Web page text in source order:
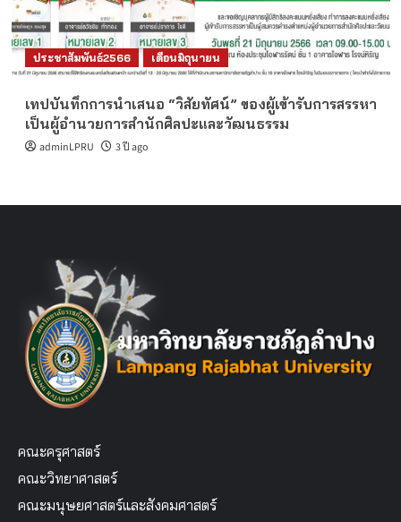
ประชาสัมพันธ์2566 เดือนมิถุนายน
เทปบันทึกการนำเสนอ “วิสัยทัศน์” ของผู้เข้ารับการสรรหา
เป็นผู้อำนวยการสำนักศิลปะและวัฒนธรรม
adminLPRU 3 ปี ago
คณะครุศาสตร์
คณะวิทยาศาสตร์
คณะมนุษยศาสตร์และสังคมศาสตร์